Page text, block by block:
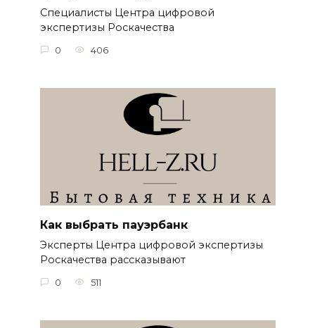
Специалисты Центра цифровой
экспертизы Роскачества
0 406
Как выбрать пауэрбанк
Эксперты Центра цифровой экспертизы
Роскачества рассказывают
0 511